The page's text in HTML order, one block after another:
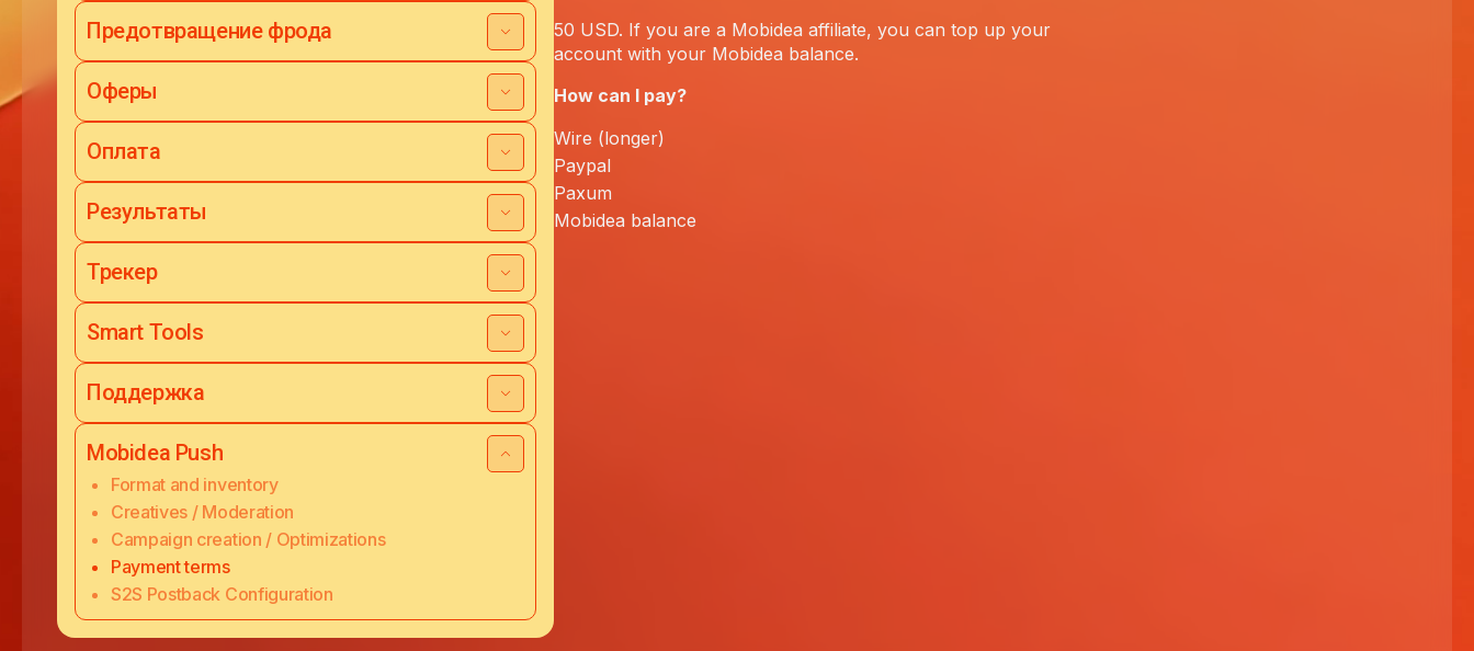
Предотвращение фрода
Оферы
Оплата
Результаты
Трекер
Smart Tools
Поддержка
Mobidea Push
Format and inventory
Creatives / Moderation
Campaign creation / Optimizations
Payment terms
S2S Postback Configuration
50 USD. If you are a Mobidea affiliate, you can top up your
account with your Mobidea balance.
How can I pay?
Wire (longer)
Paypal
Paxum
Mobidea balance